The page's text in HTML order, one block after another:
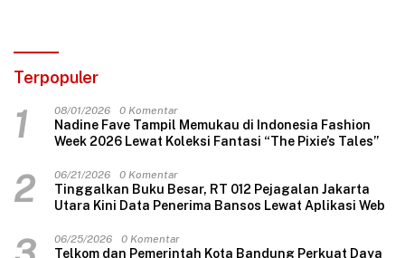
Terpopuler
1 08/01/2026 0 Komentar
Nadine Fave Tampil Memukau di Indonesia Fashion
Week 2026 Lewat Koleksi Fantasi “The Pixie’s Tales”
2 06/21/2026 0 Komentar
Tinggalkan Buku Besar, RT 012 Pejagalan Jakarta
Utara Kini Data Penerima Bansos Lewat Aplikasi Web
06/25/2026 0 Komentar
Telkom dan Pemerintah Kota Bandung Perkuat Daya